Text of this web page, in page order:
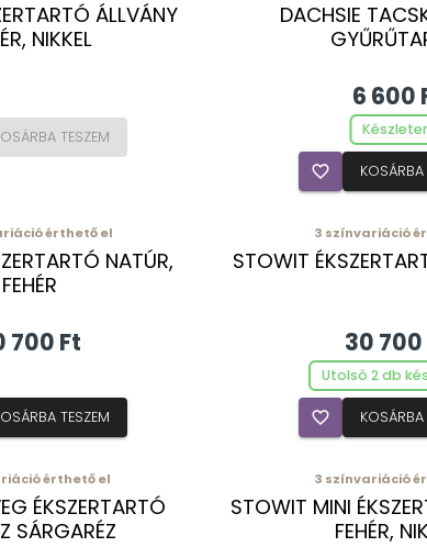
ÁLLVÁNY
NIKKEL
TESZEM
DACHSIE
6 600
favorite_border KOSÁRBA
érthető el
NATÚR,
FEHÉR
700 Ft
TESZEM
3 színvariáció
STOWIT
30 700
Utolsó 2 db
favorite_border KOSÁRBA
érthető el
ÉKSZERTARTÓ
SÁRGARÉZ
3 színvariáció
STOWIT MINI
FEHÉR,